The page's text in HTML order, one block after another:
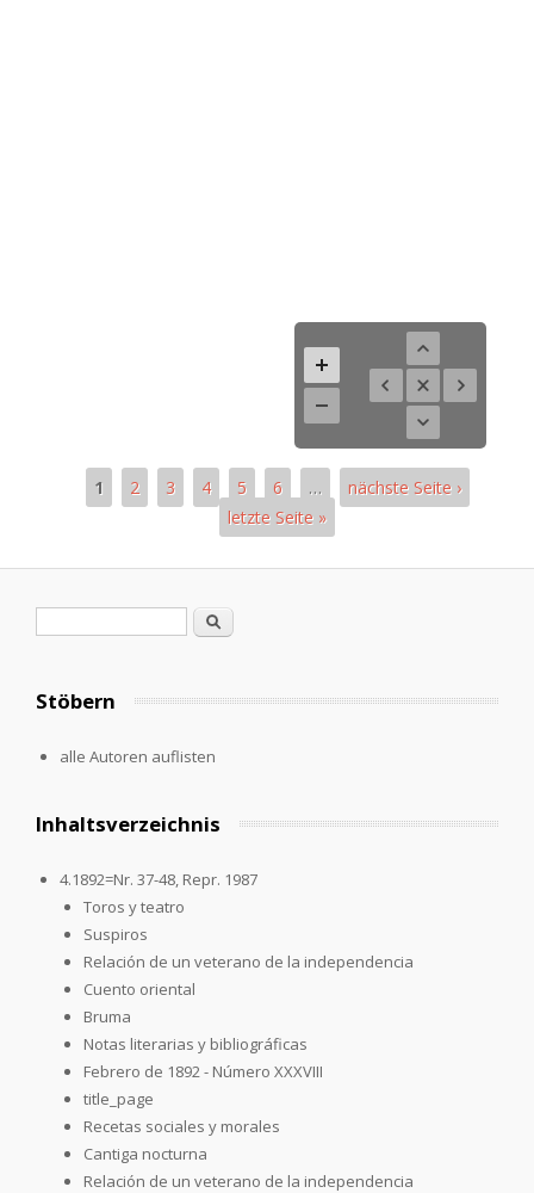
1 2 3 4 5 6 …
nächste Seite ›
letzte Seite »
Suche
Stöbern
alle Autoren auflisten
Inhaltsverzeichnis
4.1892=Nr. 37-48, Repr. 1987
Toros y teatro
Suspiros
Relación de un veterano de la independencia
Cuento oriental
Bruma
Notas literarias y bibliográficas
Febrero de 1892 - Número XXXVIII
title_page
Recetas sociales y morales
Cantiga nocturna
Relación de un veterano de la independencia